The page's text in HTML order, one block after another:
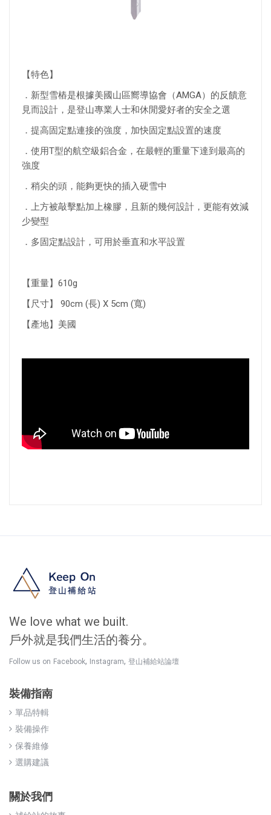
【特色】
．新型雪樁是根據美國山區嚮導協會（AMGA）的反饋意
見而設計，是登山專業人士和休閒愛好者的安全之選
．提高固定點連接的強度，加快固定點設置的速度
．使用T型的航空級鋁合金，在最輕的重量下達到最高的
強度
．稍尖的頭，能夠更快的插入硬雪中
．上方被敲擊點加上橡膠，且新的幾何設計，更能有效減
少變型
．多固定點設計，可用於垂直和水平設置
【重量】610g
【尺寸】 90cm (長) X 5cm (寬)
【產地】美國
We love what we built.
戶外就是我們生活的養分。
Follow us on Facebook, Instagram, 登山補給站論壇
裝備指南
單品特輯
裝備操作
保養維修
選購建議
關於我們